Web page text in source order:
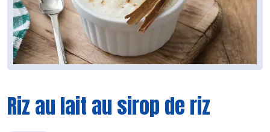
Riz au lait au sirop de riz